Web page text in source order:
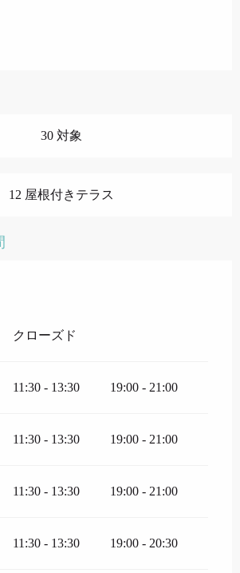
30 対象
12 屋根付きテラス
クローズド
11:30 - 13:30 19:00 - 21:00
11:30 - 13:30 19:00 - 21:00
11:30 - 13:30 19:00 - 21:00
11:30 - 13:30 19:00 - 20:30